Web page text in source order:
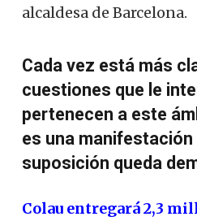
alcaldesa de Barcelona.
Cada vez está más
cuestiones que le
pertenecen a este
es una
suposición queda
Colau entregará 2,3